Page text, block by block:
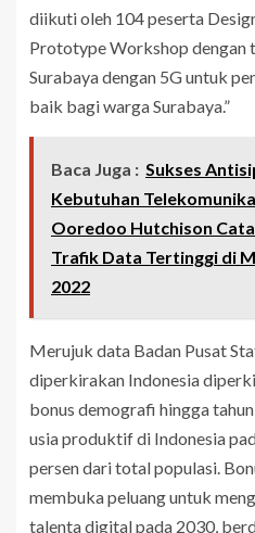
diikuti oleh 104 peserta
Prototype Workshop dengan
Surabaya dengan 5G untuk
baik bagi warga Surabaya.”
Baca Juga : Sukses
Kebutuhan
Ooredoo Hutchison
Trafik Data Tertinggi di
2022
Merujuk data Badan Pusat
diperkirakan Indonesia
bonus demografi hingga
usia produktif di Indonesia
persen dari total populasi.
membuka peluang untuk
talenta digital pada 2030,